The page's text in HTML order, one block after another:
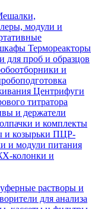
модули и
Термореакторы
для проб и образцов
и
Центрифуги
титратора
и держатели
и комплекты
и козырьки ПЦР-
и модули питания
колонки и
растворы и
для анализа